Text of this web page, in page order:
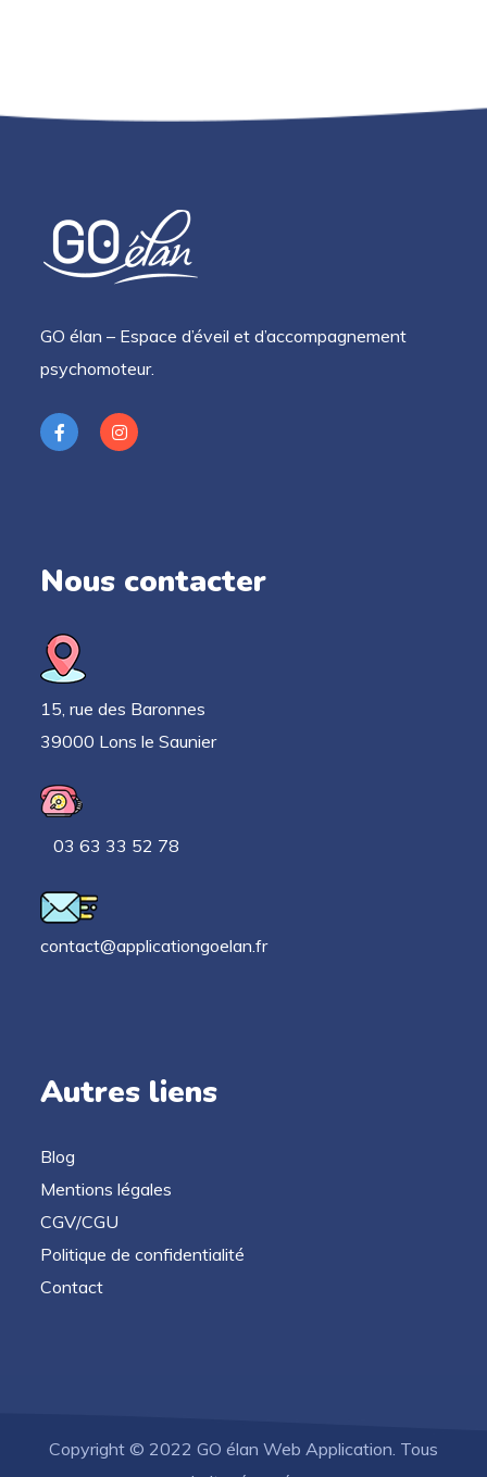
GO élan – Espace d’éveil et d’accompagnement
psychomoteur.
Nous contacter
15, rue des Baronnes
39000 Lons le Saunier
03 63 33 52 78
contact@applicationgoelan.fr
Autres liens
Blog
Mentions légales
CGV/CGU
Politique de confidentialité
Contact
Copyright © 2022 GO élan Web Application. Tous